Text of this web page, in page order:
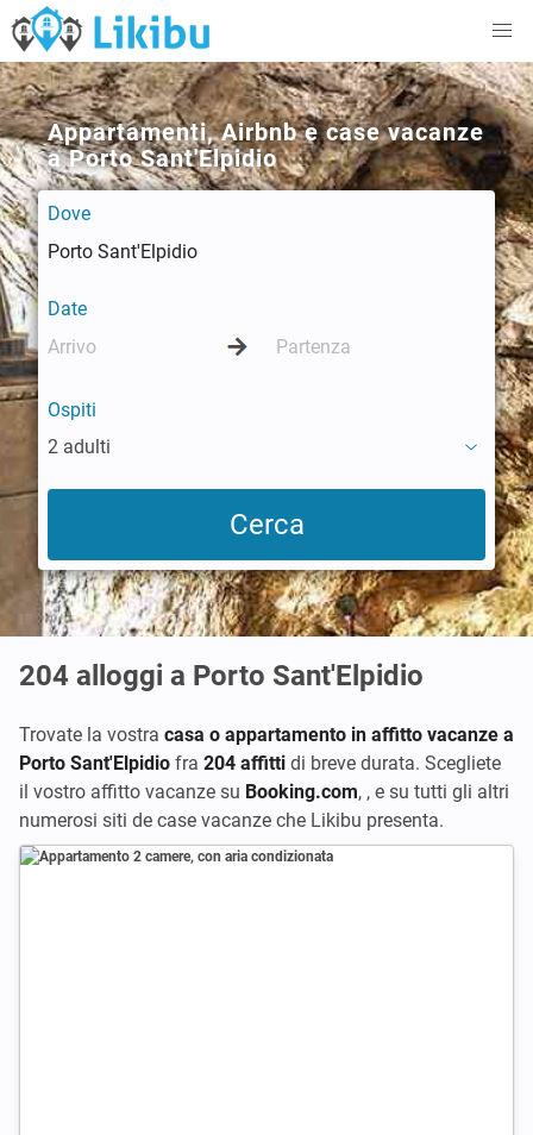
Appartamenti, Airbnb e case vacanze
a Porto Sant'Elpidio
Dove
Date
Ospiti
2 adulti
204 alloggi a Porto Sant'Elpidio
Trovate la vostra casa o appartamento in affitto vacanze a
Porto Sant'Elpidio fra 204 affitti di breve durata. Scegliete
il vostro affitto vacanze su Booking.com, , e su tutti gli altri
numerosi siti de case vacanze che Likibu presenta.